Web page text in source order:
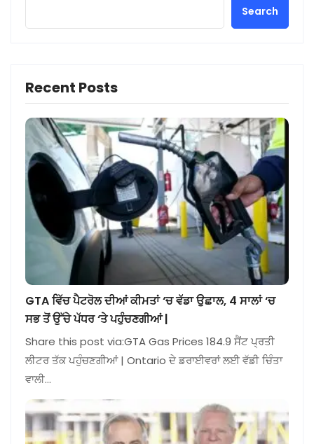
Search
Recent Posts
GTA ਵਿੱਚ ਪੈਟਰੋਲ ਦੀਆਂ ਕੀਮਤਾਂ ‘ਚ ਵੱਡਾ ਉਛਾਲ, 4 ਸਾਲਾਂ ‘ਚ
ਸਭ ਤੋਂ ਉੱਚੇ ਪੱਧਰ ‘ਤੇ ਪਹੁੰਚਣਗੀਆਂ |
Share this post via:GTA Gas Prices 184.9 ਸੈਂਟ ਪ੍ਰਤੀ
ਲੀਟਰ ਤੱਕ ਪਹੁੰਚਣਗੀਆਂ | Ontario ਦੇ ਡਰਾਈਵਰਾਂ ਲਈ ਵੱਡੀ ਚਿੰਤਾ
ਵਾਲੀ…